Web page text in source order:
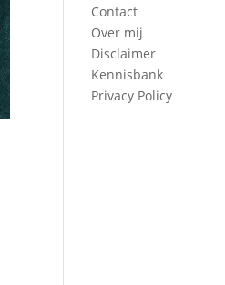
Contact
Over mij
Disclaimer
Kennisbank
Privacy Policy